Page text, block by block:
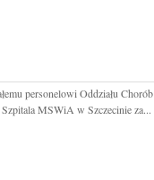
personelowi Oddziału Chorób
MSWiA w Szczecinie za...